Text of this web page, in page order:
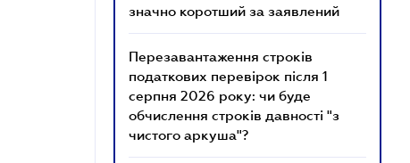
значно коротший за заявлений
Перезавантаження строків
податкових перевірок після 1
серпня 2026 року: чи буде
обчислення строків давності "з
чистого аркуша"?